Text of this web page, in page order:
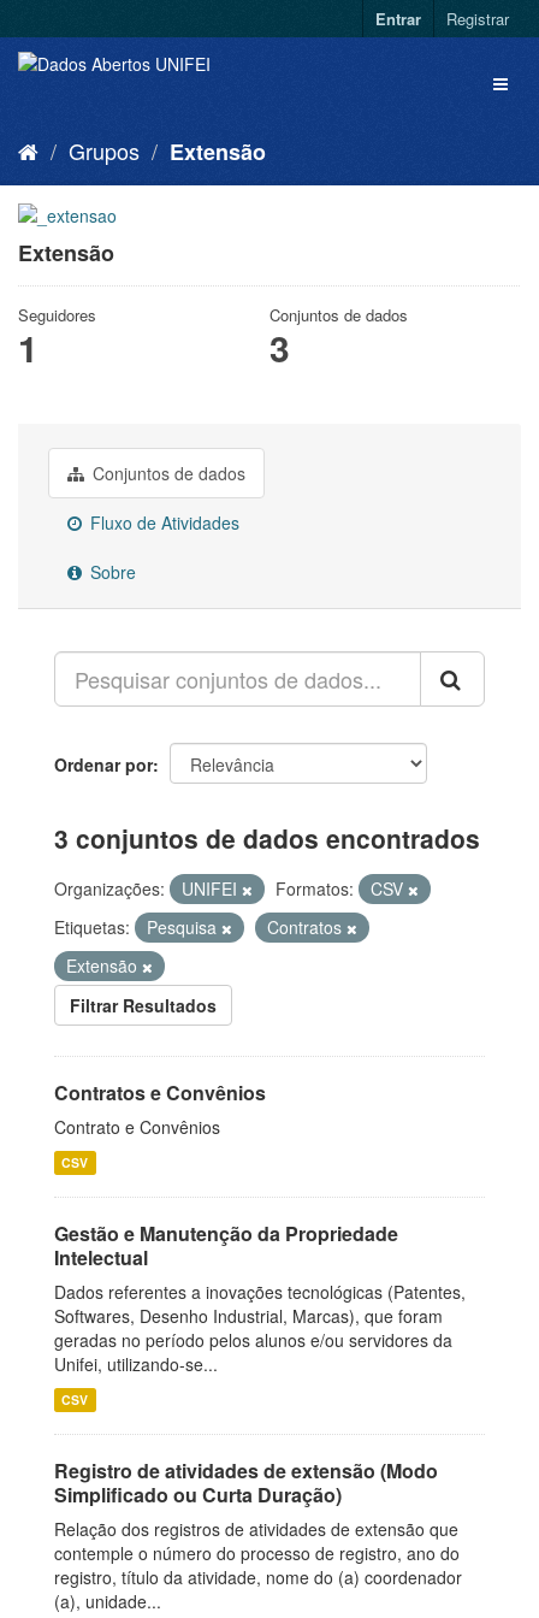
Entrar Registrar
Grupos Extensão
Extensão
Seguidores
1
Conjuntos de dados
3
Conjuntos de dados
Fluxo de Atividades
Sobre
Ordenar por
3 conjuntos de dados encontrados
Organizações: UNIFEI Formatos:
CSV
Etiquetas:
Pesquisa
Contratos
Extensão
Filtrar Resultados
Contratos e Convênios
Contrato e Convênios
CSV
Gestão e Manutenção da Propriedade
Intelectual
Dados referentes a inovações tecnológicas (Patentes,
Softwares, Desenho Industrial, Marcas), que foram
geradas no período pelos alunos e/ou servidores da
Unifei, utilizando-se...
CSV
Registro de atividades de extensão (Modo
Simplificado ou Curta Duração)
Relação dos registros de atividades de extensão que
contemple o número do processo de registro, ano do
registro, título da atividade, nome do (a) coordenador
(a), unidade...